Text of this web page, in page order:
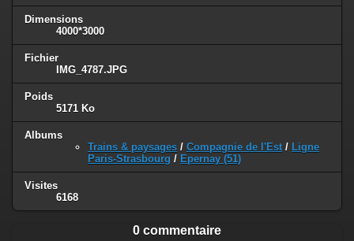
Dimensions
4000*3000
Fichier
IMG_4787.JPG
Poids
5171 Ko
Albums
Trains & paysages / Compagnie de l'Est / Ligne
Paris-Strasbourg / Epernay (51)
Visites
6168
0 commentaire